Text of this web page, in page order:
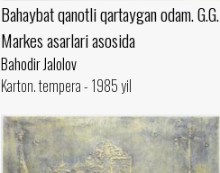
Bahaybat qanotli qartaygan odam. G.G.
Markes asarlari asosida
Bahodir Jalolov
Karton. tempera - 1985 yil